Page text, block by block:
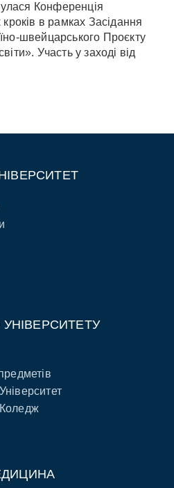
Конференція
в рамках Засідання
швейцарського Проєкту
Участь у заході від